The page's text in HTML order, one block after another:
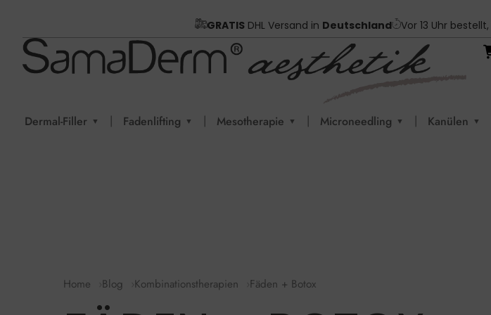
GRATIS DHL Versand in Deutschland Vor 13 Uhr bestellt,
Dermal-Filler ▼ | Fadenlifting ▼ | Mesotherapie ▼ | Microneedling ▼ | Kanülen ▼
Home Blog Kombinationstherapien Fäden + Botox